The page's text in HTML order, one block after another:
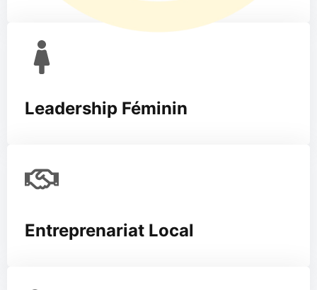
Leadership Féminin
Entreprenariat Local